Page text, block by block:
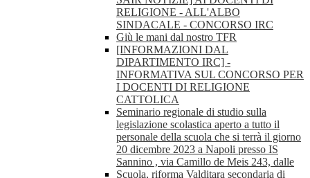
RELIGIONE - ALL'ALBO
SINDACALE - CONCORSO IRC
Giù le mani dal nostro TFR
[INFORMAZIONI DAL
DIPARTIMENTO IRC] -
INFORMATIVA SUL CONCORSO PER
I DOCENTI DI RELIGIONE
CATTOLICA
Seminario regionale di studio sulla
legislazione scolastica aperto a tutto il
personale della scuola che si terrà il giorno
20 dicembre 2023 a Napoli presso IS
Sannino , via Camillo de Meis 243, dalle
Scuola, riforma Valditara secondaria di